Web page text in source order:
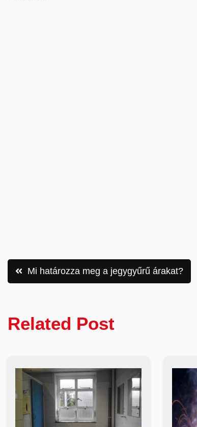
Bejegyzés
Mi határozza meg a jegygyűrű árakat?
Related Post